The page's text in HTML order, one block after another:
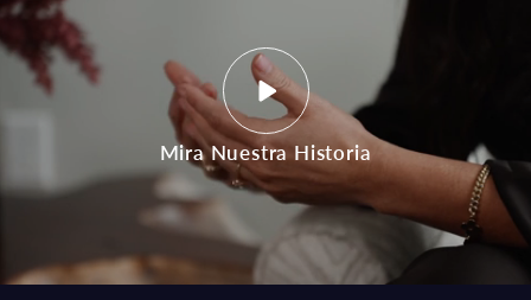
Mira Nuestra Historia